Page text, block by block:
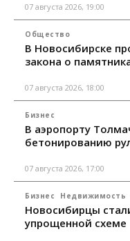
07 августа 2026, 19:00
Общество
В Новосибирске
закона о
07 августа 2026, 18:00
Бизнес
В аэропорту
бетонированию
07 августа 2026, 17:00
Бизнес Недвижимость
Новосибирцы
упрощенной схеме